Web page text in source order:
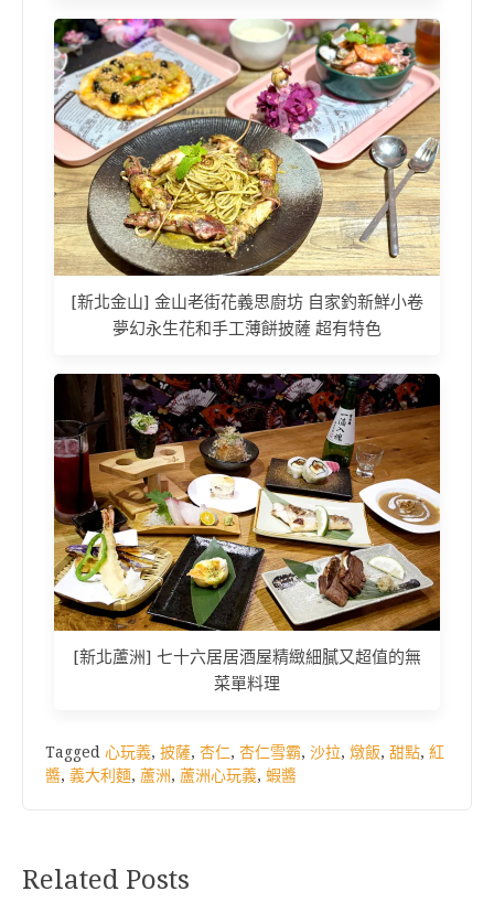
[新北金山] 金山老街花義思廚坊 自家釣新鮮小卷
夢幻永生花和手工薄餅披薩 超有特色
[新北蘆洲] 七十六居居酒屋精緻細膩又超值的無
菜單料理
Tagged 心玩義, 披薩, 杏仁, 杏仁雪霸, 沙拉, 燉飯, 甜點, 紅
醬, 義大利麵, 蘆洲, 蘆洲心玩義, 蝦醬
Related Posts